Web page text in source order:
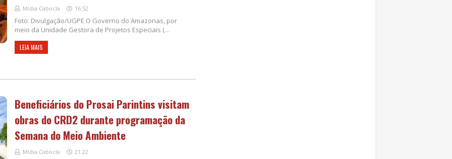
Mídia Cabocla 16:52
Foto: Divulgação/UGPE O Governo do Amazonas, por
meio da Unidade Gestora de Projetos Especiais (…
LEIA MAIS
Beneficiários do Prosai Parintins visitam
obras do CRD2 durante programação da
Semana do Meio Ambiente
Mídia Cabocla 21:22